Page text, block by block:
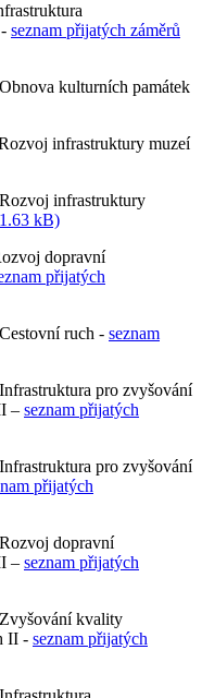
seznam přijatých záměrů
kulturních památek
infrastruktury muzeí
infrastruktury
kB)
dopravní
přijatých
ruch - seznam
pro zvyšování
– seznam přijatých
pro zvyšování
přijatých
dopravní
– seznam přijatých
kvality
II - seznam přijatých